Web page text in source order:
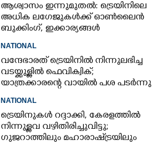
ആശ്വാസം ഇന്നുമുതൽ: ട്രെയിനിലെ
അധിക ലഗേജുകൾക്ക് ഓൺലൈൻ
ബുക്കിംഗ്, ഇക്കാര്യങ്ങൾ
NATIONAL
വന്ദേഭാരത് ട്രെയിനിൽ നിന്നുലഭിച്ച
വടയ്ക്കുള്ളിൽ ഫെവിക്വിക്;
യാത്രക്കാരന്റെ വായിൽ പശ പടർന്നു
NATIONAL
ട്രെയിനുകൾ റദ്ദാക്കി, കേരളത്തിൽ
നിന്നുള്ളവ വഴിതിരിച്ചുവിട്ടു;
ഗുജറാത്തിലും മഹാരാഷ്‌ട്രയിലും